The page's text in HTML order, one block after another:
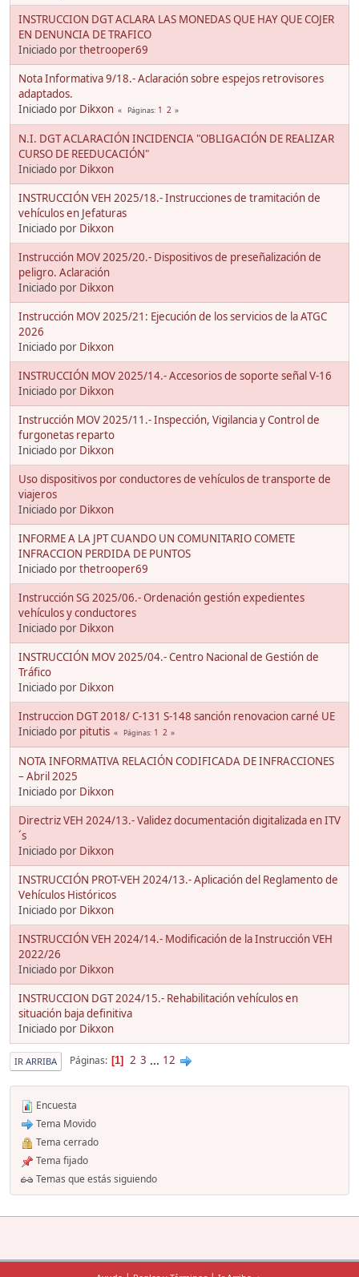
INSTRUCCION DGT ACLARA LAS MONEDAS QUE HAY QUE COJER
EN DENUNCIA DE TRAFICO
Iniciado porthetrooper69
Nota Informativa 9/18.- Aclaración sobre espejos retrovisores
adaptados.
Iniciado por Dikxon Páginas 1 2
N.I. DGT ACLARACIÓN INCIDENCIA "OBLIGACIÓN DE REALIZAR
CURSO DE REEDUCACIÓN"
Iniciado por Dikxon
INSTRUCCIÓN VEH 2025/18.- Instrucciones de tramitación de
vehículos en Jefaturas
Iniciado por Dikxon
Instrucción MOV 2025/20.- Dispositivos de preseñalización de
peligro. Aclaración
Iniciado por Dikxon
Instrucción MOV 2025/21: Ejecución de los servicios de la ATGC
2026
Iniciado por Dikxon
INSTRUCCIÓN MOV 2025/14.- Accesorios de soporte señal V-16
Iniciado por Dikxon
Instrucción MOV 2025/11.- Inspección, Vigilancia y Control de
furgonetas reparto
Iniciado por Dikxon
Uso dispositivos por conductores de vehículos de transporte de
viajeros
Iniciado por Dikxon
INFORME A LA JPT CUANDO UN COMUNITARIO COMETE
INFRACCION PERDIDA DE PUNTOS
Iniciado porthetrooper69
Instrucción SG 2025/06.- Ordenación gestión expedientes
vehículos y conductores
Iniciado por Dikxon
INSTRUCCIÓN MOV 2025/04.- Centro Nacional de Gestión de
Tráfico
Iniciado por Dikxon
Instruccion DGT 2018/ C-131 S-148 sanción renovacion carné UE
Iniciado por pitutis Páginas 1 2
NOTA INFORMATIVA RELACIÓN CODIFICADA DE INFRACCIONES
– Abril 2025
Iniciado por Dikxon
Directriz VEH 2024/13.- Validez documentación digitalizada en ITV
´s
Iniciado por Dikxon
INSTRUCCIÓN PROT-VEH 2024/13.- Aplicación del Reglamento de
Vehículos Históricos
Iniciado por Dikxon
INSTRUCCIÓN VEH 2024/14.- Modificación de la Instrucción VEH
2022/26
Iniciado por Dikxon
INSTRUCCION DGT 2024/15.- Rehabilitación vehículos en
situación baja definitiva
Iniciado por Dikxon
IR ARRIBA Páginas 1 2 3 ... 12
Encuesta
Tema Movido
Tema cerrado
Tema fijado
Temas que estás siguiendo